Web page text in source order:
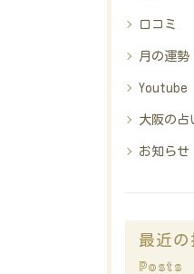
口コミ
月の運勢
Youtube
大阪の占
お知らせ
最近の
Posts